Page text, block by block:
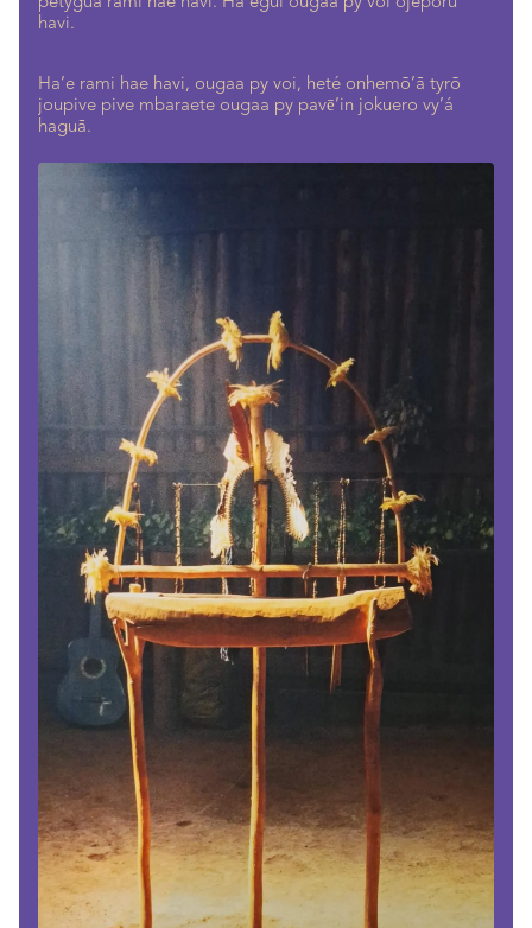
havi.
Ha’e rami hae havi, ougaa py voi, heté onhemõ’ã tyrõ
joupive pive mbaraete ougaa py pavē’in jokuero vy’á
haguã.